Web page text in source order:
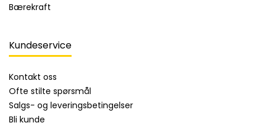
Bærekraft
Kundeservice
Kontakt oss
Ofte stilte spørsmål
Salgs- og leveringsbetingelser
Bli kunde